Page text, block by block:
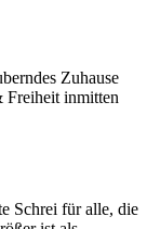
Zuhause
inmitten
Schrei für alle, die